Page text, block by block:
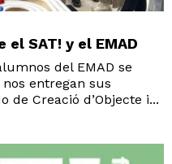
SAT! y el EMAD
del EMAD se
entregan sus
de Creació d’Objecte i...